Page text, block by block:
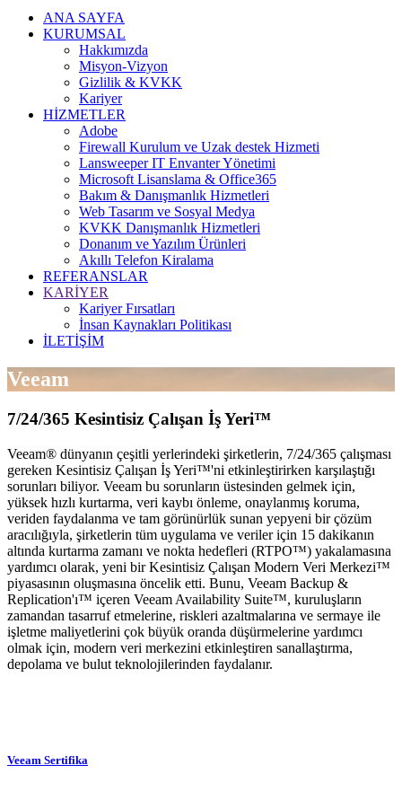
ANA SAYFA
KURUMSAL
Hakkımızda
Misyon-Vizyon
Gizlilik & KVKK
Kariyer
HİZMETLER
Adobe
Firewall Kurulum ve Uzak destek Hizmeti
Lansweeper IT Envanter Yönetimi
Microsoft Lisanslama & Office365
Bakım & Danışmanlık Hizmetleri
Web Tasarım ve Sosyal Medya
KVKK Danışmanlık Hizmetleri
Donanım ve Yazılım Ürünleri
Akıllı Telefon Kiralama
REFERANSLAR
KARİYER
Kariyer Fırsatları
İnsan Kaynakları Politikası
İLETİŞİM
Veeam
7/24/365 Kesintisiz Çalışan İş Yeri™
Veeam® dünyanın çeşitli yerlerindeki şirketlerin, 7/24/365 çalışması
gereken Kesintisiz Çalışan İş Yeri™'ni etkinleştirirken karşılaştığı
sorunları biliyor. Veeam bu sorunların üstesinden gelmek için,
yüksek hızlı kurtarma, veri kaybı önleme, onaylanmış koruma,
veriden faydalanma ve tam görünürlük sunan yepyeni bir çözüm
aracılığıyla, şirketlerin tüm uygulama ve veriler için 15 dakikanın
altında kurtarma zamanı ve nokta hedefleri (RTPO™) yakalamasına
yardımcı olarak, yeni bir Kesintisiz Çalışan Modern Veri Merkezi™
piyasasının oluşmasına öncelik etti. Bunu, Veeam Backup &
Replication'ı™ içeren Veeam Availability Suite™, kuruluşların
zamandan tasarruf etmelerine, riskleri azaltmalarına ve sermaye ile
işletme maliyetlerini çok büyük oranda düşürmelerine yardımcı
olmak için, modern veri merkezini etkinleştiren sanallaştırma,
depolama ve bulut teknolojilerinden faydalanır.
Veeam Sertifika